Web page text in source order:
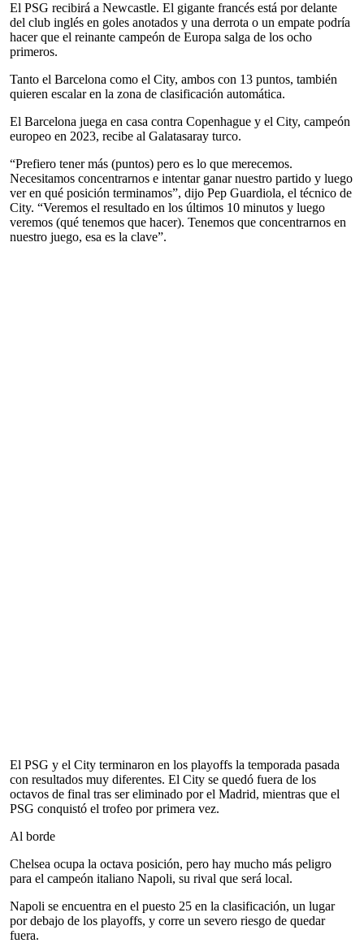
El PSG recibirá a Newcastle. El gigante francés está por delante
del club inglés en goles anotados y una derrota o un empate podría
hacer que el reinante campeón de Europa salga de los ocho
primeros.
Tanto el Barcelona como el City, ambos con 13 puntos, también
quieren escalar en la zona de clasificación automática.
El Barcelona juega en casa contra Copenhague y el City, campeón
europeo en 2023, recibe al Galatasaray turco.
“Prefiero tener más (puntos) pero es lo que merecemos.
Necesitamos concentrarnos e intentar ganar nuestro partido y luego
ver en qué posición terminamos”, dijo Pep Guardiola, el técnico de
City. “Veremos el resultado en los últimos 10 minutos y luego
veremos (qué tenemos que hacer). Tenemos que concentrarnos en
nuestro juego, esa es la clave”.
El PSG y el City terminaron en los playoffs la temporada pasada
con resultados muy diferentes. El City se quedó fuera de los
octavos de final tras ser eliminado por el Madrid, mientras que el
PSG conquistó el trofeo por primera vez.
Al borde
Chelsea ocupa la octava posición, pero hay mucho más peligro
para el campeón italiano Napoli, su rival que será local.
Napoli se encuentra en el puesto 25 en la clasificación, un lugar
por debajo de los playoffs, y corre un severo riesgo de quedar
fuera.